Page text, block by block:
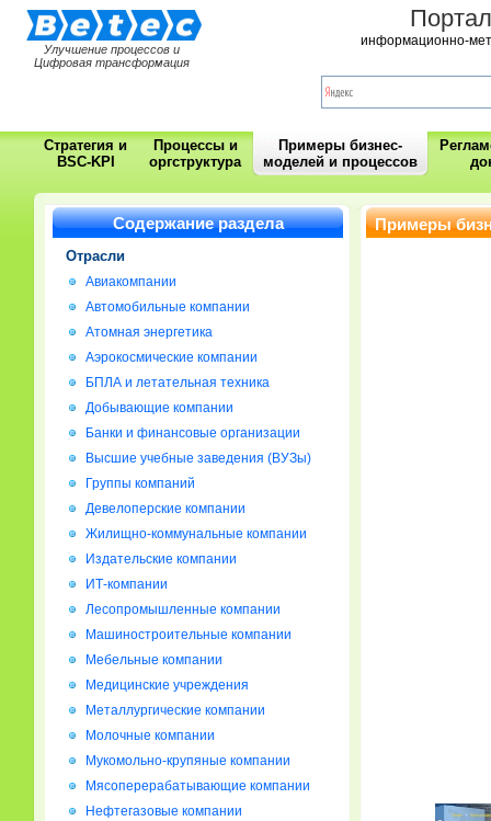
Улучшение процессов и
Цифровая трансформация
информационно-
Стратегия и
BSC-KPI
Процессы и
оргструктура
Примеры бизнес-
моделей и процессов
Содержание раздела
Отрасли
Авиакомпании
Автомобильные компании
Атомная энергетика
Аэрокосмические компании
БПЛА и летательная техника
Добывающие компании
Банки и финансовые организации
Высшие учебные заведения (ВУЗы)
Группы компаний
Девелоперские компании
Жилищно-коммунальные компании
Издательские компании
ИТ-компании
Лесопромышленные компании
Машиностроительные компании
Мебельные компании
Медицинские учреждения
Металлургические компании
Молочные компании
Мукомольно-крупяные компании
Мясоперерабатывающие компании
Нефтегазовые компании
Примеры
компании